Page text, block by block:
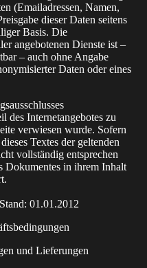
(Emailadressen, Namen,
dieser Daten seitens
Basis. Die
angebotenen Dienste ist –
– auch ohne Angabe
Daten oder eines
des Internetangebotes zu
verwiesen wurde. Sofern
Textes der geltenden
vollständig entsprechen
Dokumentes in ihrem Inhalt
01.01.2012
und Lieferungen